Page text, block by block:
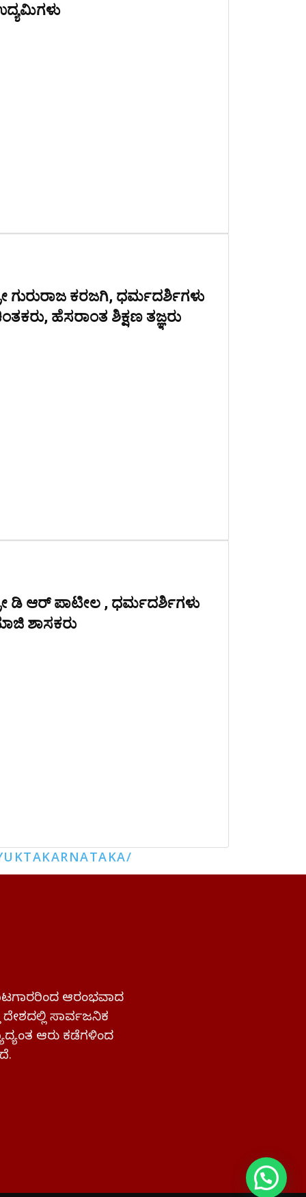
ಗುರುರಾಜ ಕರಜಗಿ, ಧರ್ಮದರ್ಶಿಗಳು
ಹೆಸರಾಂತ ಶಿಕ್ಷಣ ತಜ್ಞರು
ಡಿ ಆರ್ ಪಾಟೀಲ , ಧರ್ಮದರ್ಶಿಗಳು
ಶಾಸಕರು
ಆರಂಭವಾದ
ದೇಶದಲ್ಲಿ ಸಾರ್ವಜನಿಕ
ಆರು ಕಡೆಗಳಿಂದ